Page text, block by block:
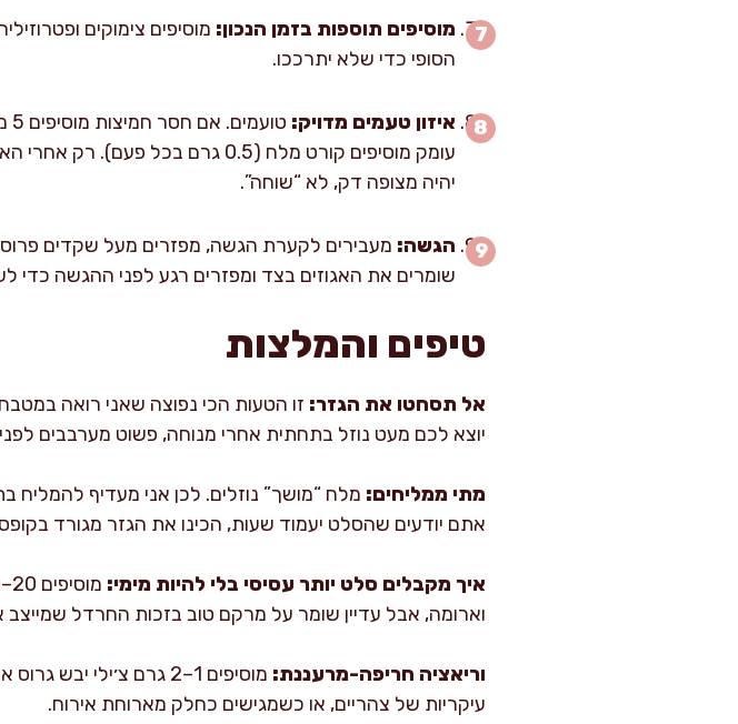
מוסיפים תוספות בזמן הנכון:
הסופי כדי שלא יתרככו.
איזון טעמים מדויק:
עומק מוסיפים קורט מלח (0.5 גרם
יהיה מצופה דק, לא “שוחה”.
הגשה:
שומרים את האגוזים בצד ומפזרים רגע לפני ההגשה כדי
טיפים והמלצות
אל תסחטו את הגזר: זו הטעות הכי נפוצה שאני רואה
יוצא לכם מעט נוזל בתחתית אחרי מנוחה, פשוט מערבבים
מתי ממליחים: מלח “מושך” נוזלים. לכן אני מעדיף להמליח
אתם יודעים שהסלט יעמוד שעות, הכינו את הגזר מגורד בקופסה יבשה ואת
איך מקבלים סלט יותר עסיסי בלי להיות מימי:
וארומה, אבל עדיין שומר על מרקם טוב בזכות החרדל
וריאציה חריפה-מרעננת:
עיקריות של צהריים, או כשמגישים כחלק מארוחת אירוח.